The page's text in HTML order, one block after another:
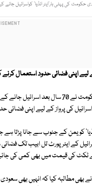
حکومت کی پہلی بار’ایئر انڈیا‘ کواسرائیل
غیر ملکی خبررساں ادارے کے مطابق
اسرائیل کی پرواز کے لیے اپنی
کو یمن کے جنوب سے جانا
کے ایئرپورٹ تل ابیب تک
ٹکٹ کی قیمت میں بھی کمی کی
نے بھی مطالبہ کیا کہ انہیں بھی